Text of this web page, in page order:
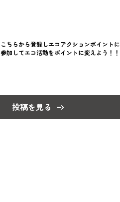
こちらから登録しエコアクションポイントに
参加してエコ活動をポイントに変えよう！！
投稿を見る